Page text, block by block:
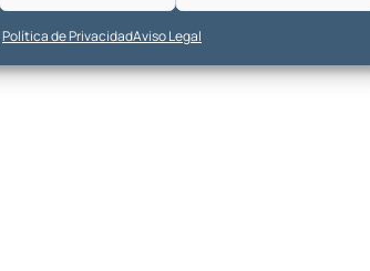
Política de PrivacidadAviso Legal